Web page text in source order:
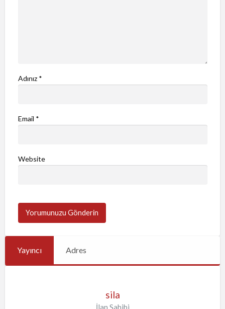
Adınız *
Email *
Website
Yayıncı Adres
sila
İlan Sahibi